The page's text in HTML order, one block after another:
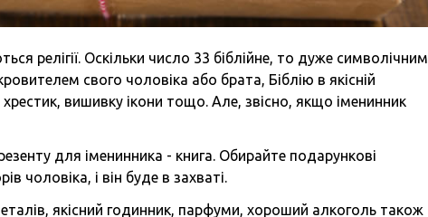
релігії. Оскільки число 33 біблійне, то дуже символічним
свого чоловіка або брата, Біблію в якісній
хрестик, вишивку ікони тощо. Але, звісно, якщо іменинник
для іменинника - книга. Обирайте подарункові
чоловіка, і він буде в захваті.
якісний годинник, парфуми, хороший алкоголь також